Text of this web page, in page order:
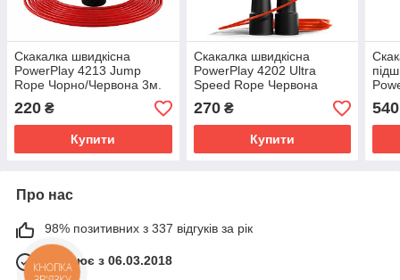
Скакалка швидкісна
PowerPlay 4213 Jump
Rope Чорно/Червона 3м.
220 ₴
Купити
Скакалка швидкісна
PowerPlay 4202 Ultra
Speed Rope Червона
(2,9m.)
270₴
Купити
540
Про нас
98% позитивних з 337 відгуків за рік
Працює з 06.03.2018
КНОПКА
ЗВ'ЯЗКУ